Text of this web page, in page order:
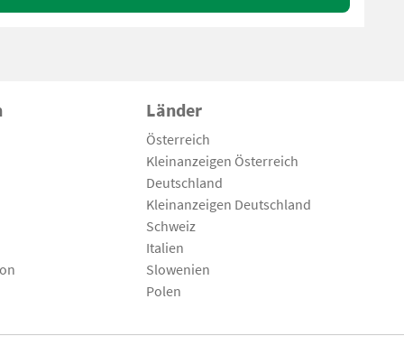
Länder
Österreich
Kleinanzeigen Österreich
Deutschland
Kleinanzeigen Deutschland
Schweiz
Italien
Slowenien
Polen